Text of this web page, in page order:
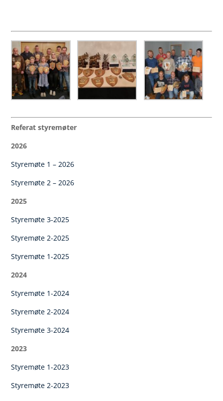
Referat styremøter
2026
Styremøte 1 – 2026
Styremøte 2 – 2026
2025
Styremøte 3-2025
Styremøte 2-2025
Styremøte 1-2025
2024
Styremøte 1-2024
Styremøte 2-2024
Styremøte 3-2024
2023
Styremøte 1-2023
Styremøte 2-2023